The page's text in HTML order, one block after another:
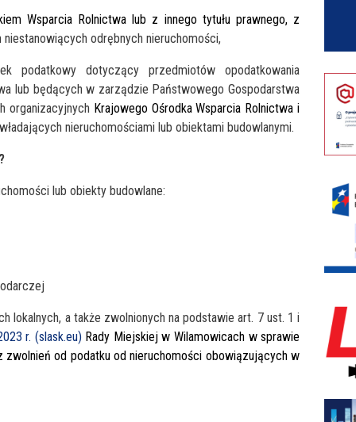
Wsparcia Rolnictwa lub z innego tytułu prawnego, z
odrębnych nieruchomości,
dotyczący przedmiotów opodatkowania
lub będących w zarządzie Państwowego Gospodarstwa
organizacyjnych Krajowego Ośrodka Wsparcia Rolnictwa i
nieruchomościami lub obiektami budowlanymi.
lub obiekty budowlane:
lokalnych, a także zwolnionych na podstawie art. 7 ust. 1 i
r. (slask.eu) Rady Miejskiej w Wilamowicach w sprawie
od podatku od nieruchomości obowiązujących w